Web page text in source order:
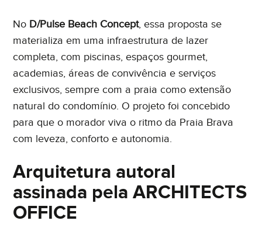
No D/Pulse Beach Concept, essa proposta se
materializa em uma infraestrutura de lazer
completa, com piscinas, espaços gourmet,
academias, áreas de convivência e serviços
exclusivos, sempre com a praia como extensão
natural do condomínio. O projeto foi concebido
para que o morador viva o ritmo da Praia Brava
com leveza, conforto e autonomia.
Arquitetura autoral
assinada pela ARCHITECTS
OFFICE